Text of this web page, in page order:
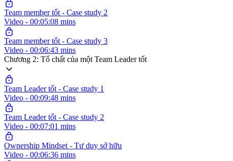
Team member tốt - Case study 2
Video - 00:05:08 mins
Team member tốt - Case study 3
Video - 00:06:43 mins
Chương 2: Tố chất của một Team Leader tốt
Team Leader tốt - Case study 1
Video - 00:09:48 mins
Team Leader tốt - Case study 2
Video - 00:07:01 mins
Ownership Mindset - Tư duy sở hữu
Video - 00:06:36 mins